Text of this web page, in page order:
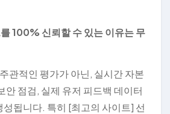
100% 신뢰할 수 있는 이유는 무
관적인 평가가 아닌, 실시간 자본
안 점검, 실제 유저 피드백 데이터
성됩니다. 특히 [최고의 사이트] 선